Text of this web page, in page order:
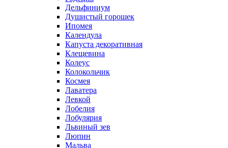
Дельфиниум
Душистый горошек
Ипомея
Календула
Капуста декоративная
Клещевина
Колеус
Колокольчик
Космея
Лаватера
Левкой
Лобелия
Лобулярия
Львиный зев
Люпин
Мальва